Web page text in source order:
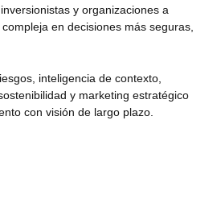
y organizaciones a
en decisiones más seguras,
inteligencia de contexto,
y marketing estratégico
con visión de largo plazo.